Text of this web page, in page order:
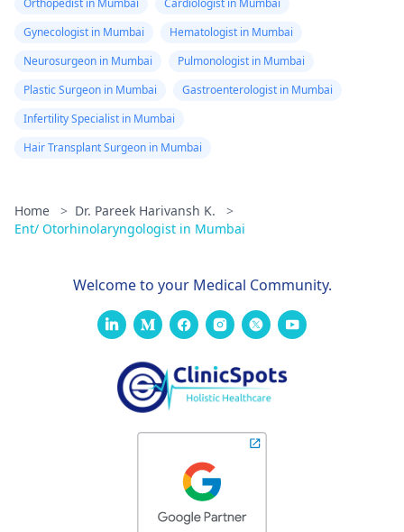
Orthopedist in Mumbai
Cardiologist in Mumbai
Gynecologist in Mumbai
Hematologist in Mumbai
Neurosurgeon in Mumbai
Pulmonologist in Mumbai
Plastic Surgeon in Mumbai
Gastroenterologist in Mumbai
Infertility Specialist in Mumbai
Hair Transplant Surgeon in Mumbai
Home > Dr. Pareek Harivansh K.
>
Ent/ Otorhinolaryngologist in Mumbai
Welcome to your Medical Community.